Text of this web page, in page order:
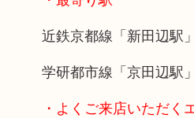
近鉄京都線「新田辺駅」
学研都市線「京田辺駅」
・よくご来店いただく